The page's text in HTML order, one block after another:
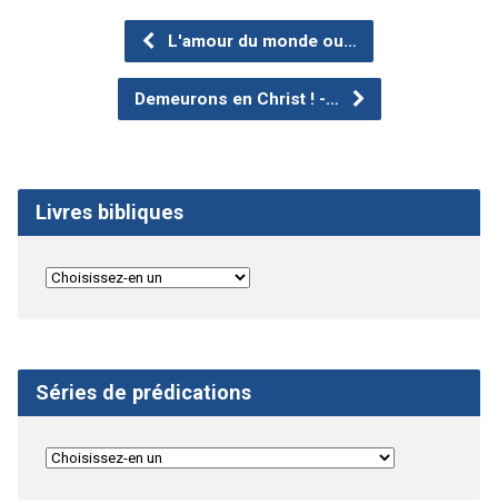
L'amour du monde ou…
Demeurons en Christ ! -…
Livres bibliques
Séries de prédications